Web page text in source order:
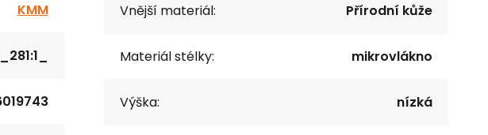
KMM Vnější materiál: Přírodní kůže
Materiál stélky: mikrovlákno
Výška: nízká